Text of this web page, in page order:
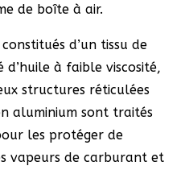
de boîte à air.
d’un tissu de
à faible viscosité,
structures réticulées
aluminium sont traités
les protéger de
vapeurs de carburant et